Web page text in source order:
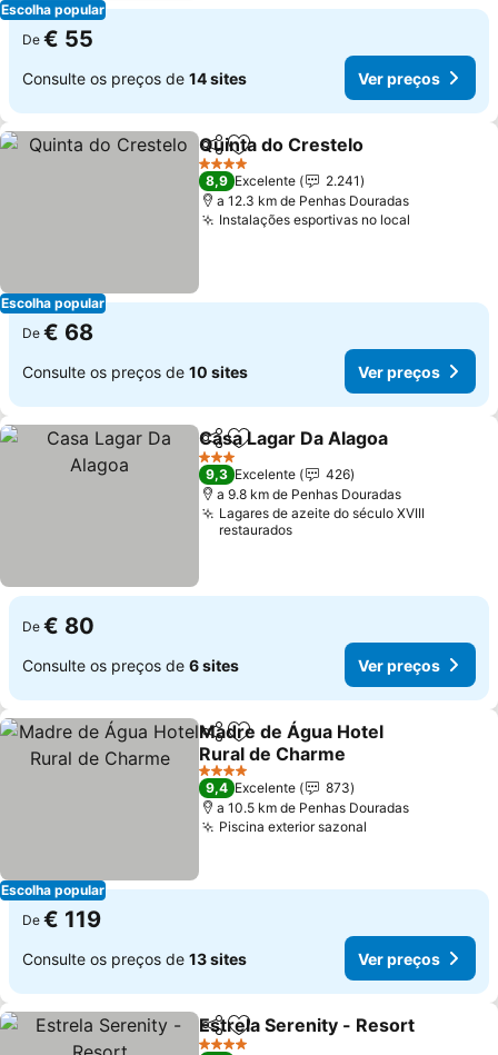
Escolha popular
De € 55
Consulte os preços de 14 sites Ver preços
Escolha popular
PartilharAdicionar aos favoritos
Quinta do Crestelo
4 Estrelas
8,9 Excelente
2.241
a 12.3 km de Penhas Douradas
Instalações esportivas no local
De € 68
Consulte os preços de 10 sites Ver preços
PartilharAdicionar aos favoritos
Casa Lagar Da Alagoa
3 Estrelas
9,3 Excelente
426
a 9.8 km de Penhas Douradas
Lagares de azeite do século XVIII
restaurados
De € 80
Consulte os preços de 6 sites Ver preços
Escolha popular
PartilharAdicionar aos favoritos
Madre de Água Hotel
Rural de Charme
Ver preços
4 Estrelas
9,4 Excelente
873
a 10.5 km de Penhas Douradas
Piscina exterior sazonal
De € 119
Consulte os preços de 13 sites Ver preços
PartilharAdicionar aos favoritos
Estrela Serenity - Resort
4 Estrelas